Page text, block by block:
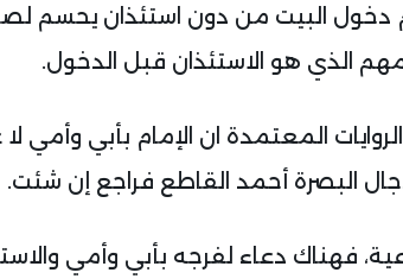
دخول البيت من دون استئذان يحسم
الذي هو الاستئذان قبل الدخول.
المعتمدة ان الإمام بأبي وأمي
البصرة أحمد القاطع فراجع إن شئت.
فهناك دعاء لفرجه بأبي وأمي